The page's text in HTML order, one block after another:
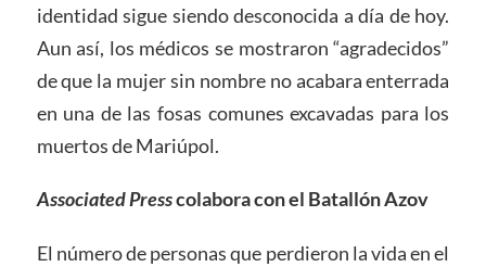
identidad sigue siendo desconocida a día de hoy.
Aun así, los médicos se mostraron “agradecidos”
de que la mujer sin nombre no acabara enterrada
en una de las fosas comunes excavadas para los
muertos de Mariúpol.
Associated Presscolabora con el Batallón Azov
El número de personas que perdieron la vida en el